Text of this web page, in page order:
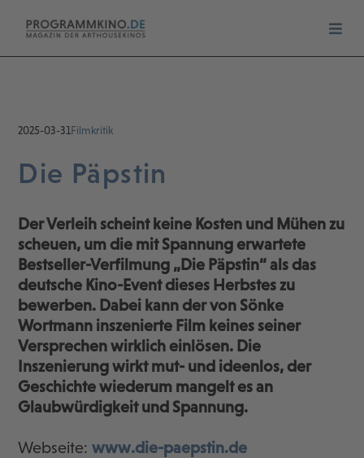
2025-03-31Filmkritik
Die Päpstin
Der Verleih scheint keine Kosten und Mühen zu
scheuen, um die mit Spannung erwartete
Bestseller-Verfilmung „Die Päpstin“ als das
deutsche Kino-Event dieses Herbstes zu
bewerben. Dabei kann der von Sönke
Wortmann inszenierte Film keines seiner
Versprechen wirklich einlösen. Die
Inszenierung wirkt mut- und ideenlos, der
Geschichte wiederum mangelt es an
Glaubwürdigkeit und Spannung.
Webseite:www.die-paepstin.de